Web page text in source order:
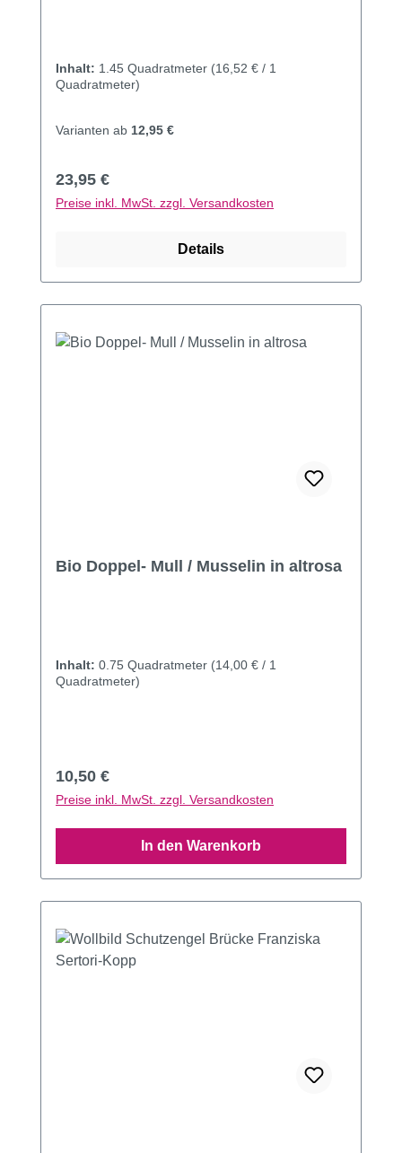
Inhalt: 1.45 Quadratmeter (16,52 € / 1
Quadratmeter)
Varianten ab 12,95 €
Regulärer Preis:
23,95 €
Preise inkl. MwSt. zzgl. Versandkosten
Details
Bio Doppel- Mull / Musselin in altrosa
Inhalt: 0.75 Quadratmeter (14,00 € / 1
Quadratmeter)
Regulärer Preis:
10,50 €
Preise inkl. MwSt. zzgl. Versandkosten
In den Warenkorb